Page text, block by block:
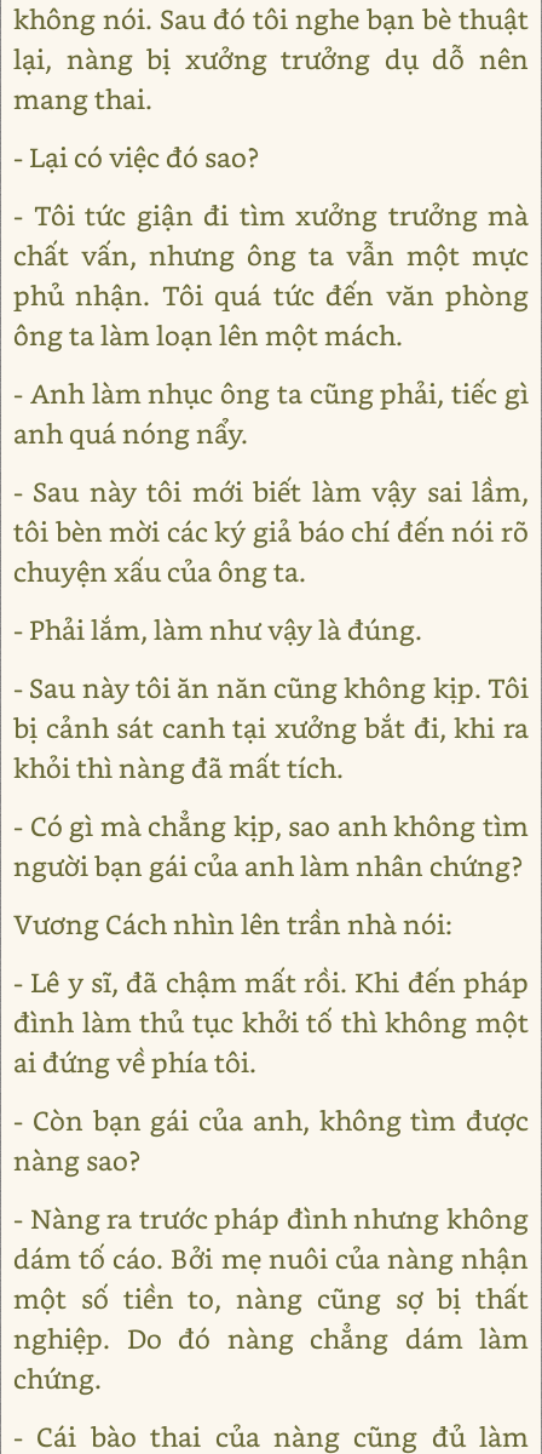
không nói. Sau đó tôi nghe bạn bè thuật
lại, nàng bị xưởng trưởng dụ dỗ nên
mang thai.
- Lại có việc đó sao?
- Tôi tức giận đi tìm xưởng trưởng mà
chất vấn, nhưng ông ta vẫn một mực
phủ nhận. Tôi quá tức đến văn phòng
ông ta làm loạn lên một mách.
- Anh làm nhục ông ta cũng phải, tiếc gì
anh quá nóng nẩy.
- Sau này tôi mới biết làm vậy sai lầm,
tôi bèn mời các ký giả báo chí đến nói rõ
chuyện xấu của ông ta.
- Phải lắm, làm như vậy là đúng.
- Sau này tôi ăn năn cũng không kịp. Tôi
bị cảnh sát canh tại xưởng bắt đi, khi ra
khỏi thì nàng đã mất tích.
- Có gì mà chẳng kịp, sao anh không tìm
người bạn gái của anh làm nhân chứng?
Vương Cách nhìn lên trần nhà nói:
- Lê y sĩ, đã chậm mất rồi. Khi đến pháp
đình làm thủ tục khởi tố thì không một
ai đứng về phía tôi.
- Còn bạn gái của anh, không tìm được
nàng sao?
- Nàng ra trước pháp đình nhưng không
dám tố cáo. Bởi mẹ nuôi của nàng nhận
một số tiền to, nàng cũng sợ bị thất
nghiệp. Do đó nàng chẳng dám làm
chứng.
- Cái bào thai của nàng cũng đủ làm